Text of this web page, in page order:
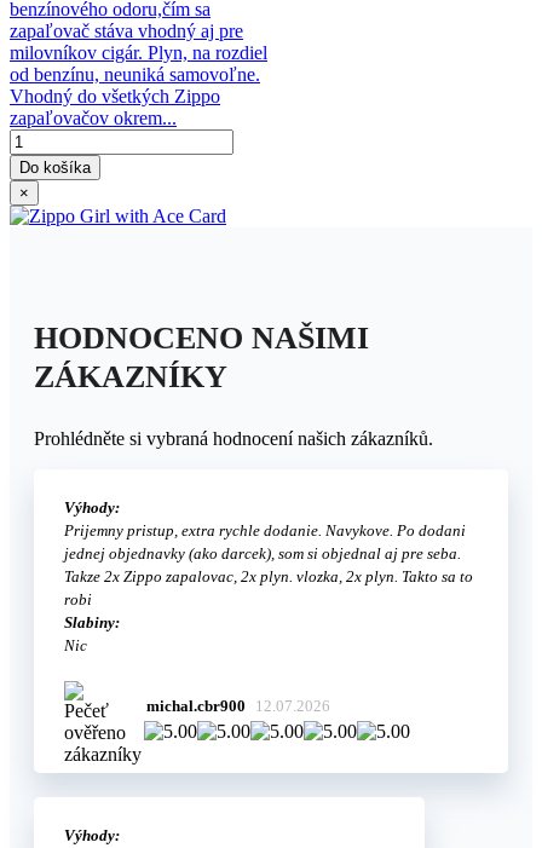
benzínového odoru,čím sa
zapaľovač stáva vhodný aj pre
milovníkov cigár. Plyn, na rozdiel
od benzínu, neuniká samovoľne.
Vhodný do všetkých Zippo
zapaľovačov okrem...
Do košíka
×
HODNOCENO NAŠIMI
ZÁKAZNÍKY
Prohlédněte si vybraná hodnocení našich zákazníků.
Výhody:
Prijemny pristup, extra rychle dodanie. Navykove. Po dodani
jednej objednavky (ako darcek), som si objednal aj pre seba.
Takze 2x Zippo zapalovac, 2x plyn. vlozka, 2x plyn. Takto sa to
robi
Slabiny:
Nic
michal.cbr900 12.07.2026
Výhody: